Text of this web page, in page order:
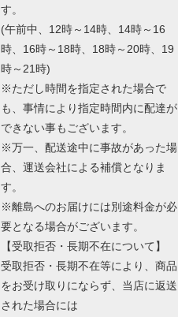
す。
(午前中、12時～14時、14時～16
時、16時～18時、18時～20時、19
時～21時)
※ただし時間を指定された場合で
も、事情により指定時間内に配達が
できない事もございます。
※万一、配送途中に事故があった場
合、運送会社による補償となりま
す。
※離島へのお届けには別途料金が必
要となる場合がございます。
【受取拒否・長期不在について】
受取拒否・長期不在等により、商品
をお受け取りにならず、当店に返送
された場合には